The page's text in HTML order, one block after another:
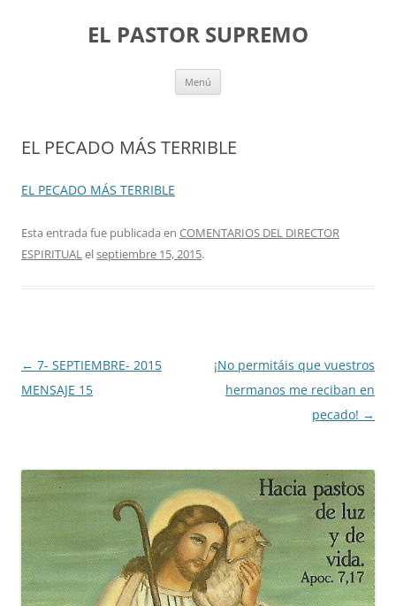
EL PASTOR SUPREMO
Menú
EL PECADO MÁS TERRIBLE
EL PECADO MÁS TERRIBLE
Esta entrada fue publicada en COMENTARIOS DEL DIRECTOR
ESPIRITUALelseptiembre 15, 2015.
Navegación
de
← 7- SEPTIEMBRE- 2015
MENSAJE 15
¡No permitáis que vuestros
hermanos me reciban en
pecado! →